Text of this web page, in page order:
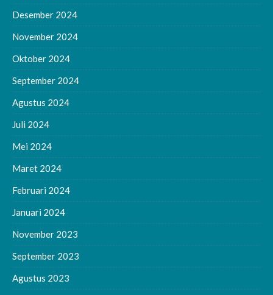
Desember 2024
November 2024
Oktober 2024
September 2024
Agustus 2024
Juli 2024
Mei 2024
Maret 2024
Februari 2024
Januari 2024
November 2023
September 2023
Agustus 2023